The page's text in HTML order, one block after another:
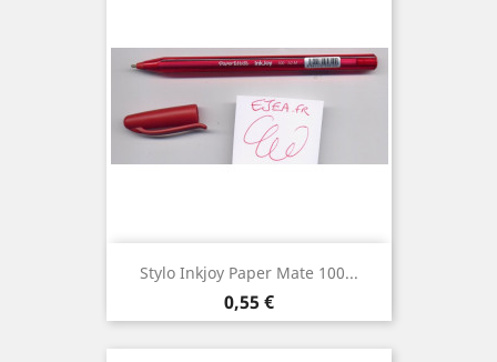
Stylo Inkjoy Paper Mate 100...
Prix
0,55 €